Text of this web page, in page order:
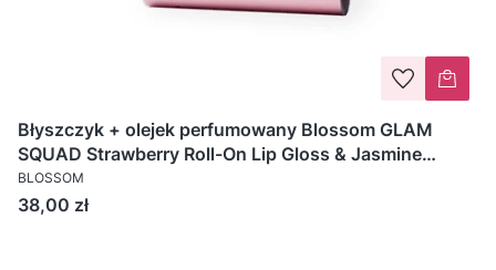
Błyszczyk + olejek perfumowany Blossom GLAM
SQUAD Strawberry Roll-On Lip Gloss & Jasmine
Perfume Oil - 2 x 6ml
BLOSSOM
Cena
38,00 zł